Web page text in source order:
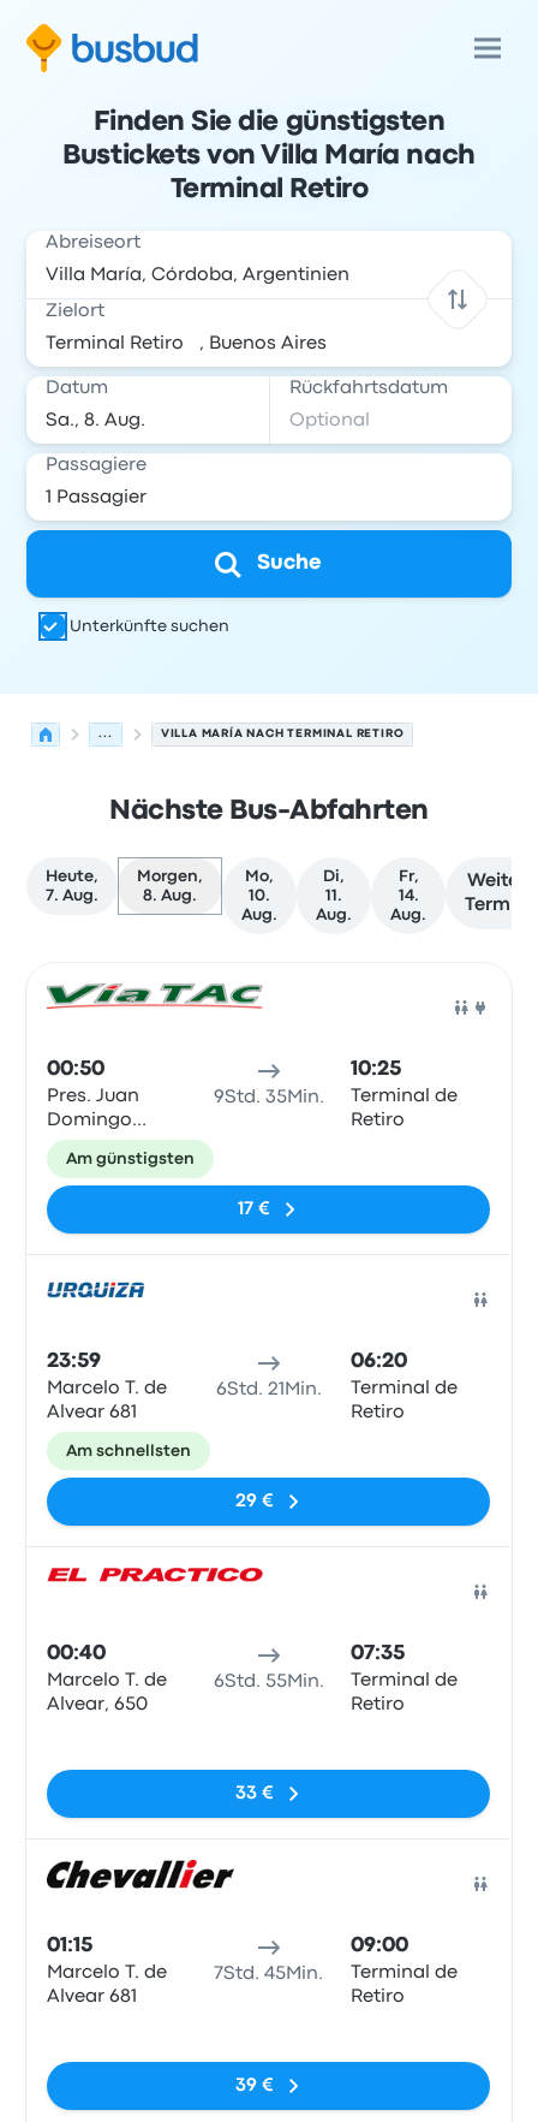
Finden Sie die günstigsten
Bustickets von Villa María nach
Terminal Retiro
Abreiseort
Zielort
Datum Rückfahrtsdatum
Passagiere
Suche
Unterkünfte suchen
... VILLA MARÍA NACH TERMINAL RETIRO
Nächste Bus-Abfahrten
Heute,
7. Aug.
Morgen,
8. Aug.
Mo,
10.
Aug.
Di,
11.
Aug.
Fr,
14.
Aug.
Weitere
Termine
00:50
Pres. Juan
Domingo
Perón
9Std. 35Min.
10:25
Terminal de
Retiro
Am günstigsten
17 €
23:59
Marcelo T. de
Alvear 681
6Std. 21Min.
06:20
Terminal de
Retiro
Am schnellsten
29 €
00:40
Marcelo T. de
Alvear, 650
6Std. 55Min.
07:35
Terminal de
Retiro
33 €
01:15
Marcelo T. de
Alvear 681
7Std. 45Min.
09:00
Terminal de
Retiro
39 €